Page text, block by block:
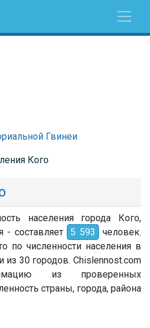
Гвинеи
Кого
населения города Кого,
- составляет
5 593 человек.
по численности населения в
из 30 городов. Chislennost.com
из проверенных
страны, города, района